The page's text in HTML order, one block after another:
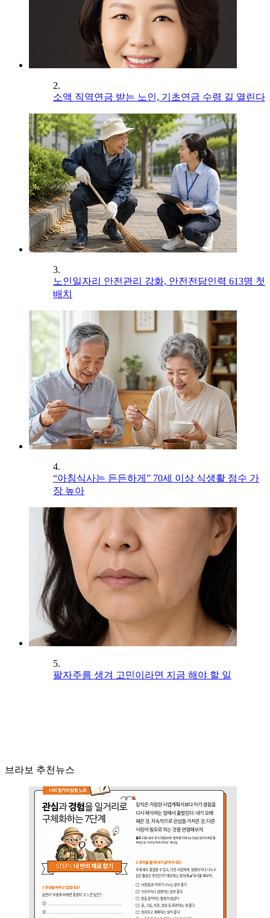
2.
소액 직역연금 받는 노인, 기초연금 수령 길 열린다
3.
노인일자리 안전관리 강화, 안전전담인력 613명 첫
배치
4.
“아침식사는 든든하게” 70세 이상 식생활 점수 가
장 높아
5.
팔자주름 생겨 고민이라면 지금 해야 할 일
브라보 추천뉴스